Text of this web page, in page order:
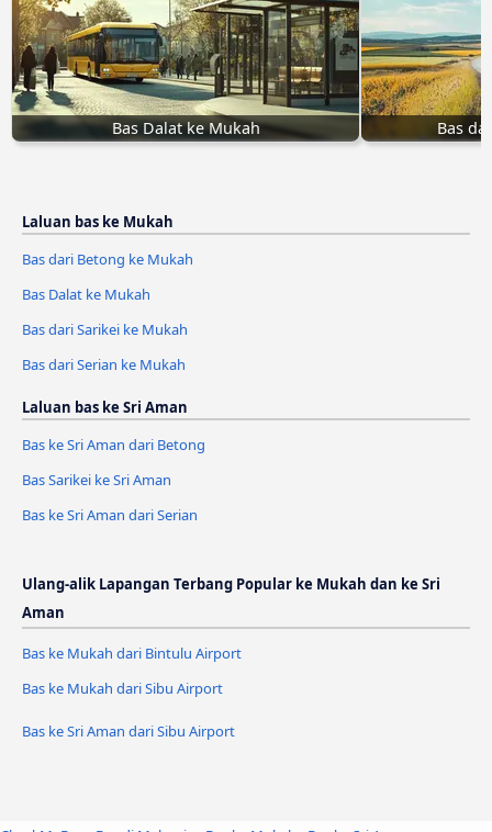
Bas Dalat ke Mukah Bas
Laluan bas ke Mukah
Bas dari Betong ke Mukah
Bas Dalat ke Mukah
Bas dari Sarikei ke Mukah
Bas dari Serian ke Mukah
Laluan bas ke Sri Aman
Bas ke Sri Aman dari Betong
Bas Sarikei ke Sri Aman
Bas ke Sri Aman dari Serian
Ulang-alik Lapangan Terbang Popular ke Mukah dan ke Sri
Aman
Bas ke Mukah dari Bintulu Airport
Bas ke Mukah dari Sibu Airport
Bas ke Sri Aman dari Sibu Airport